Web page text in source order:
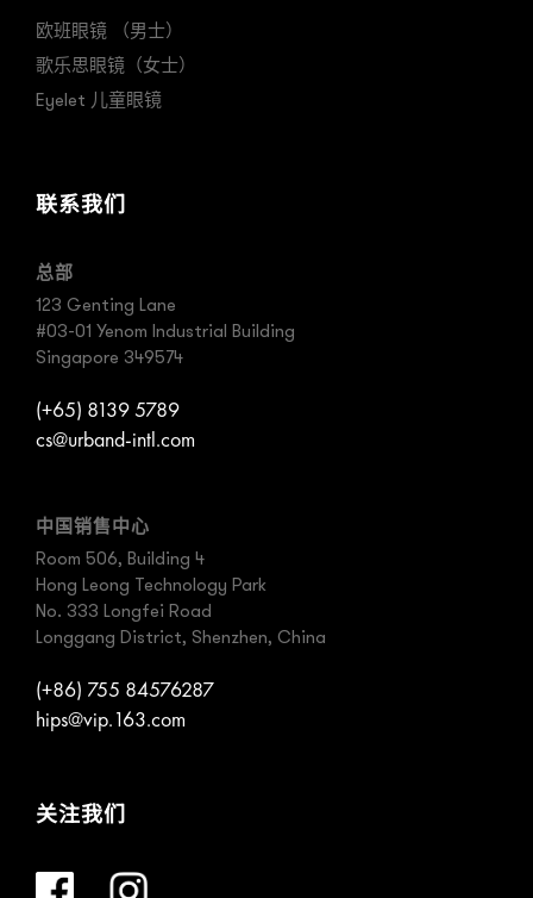
欧班眼镜 （男士）
歌乐思眼镜（女士）
Eyelet 儿童眼镜
联系我们
总部
123 Genting Lane
#03-01 Yenom Industrial Building
Singapore 349574
(+65) 8139 5789
cs@urband-intl.com
中国销售中心
Room 506, Building 4
Hong Leong Technology Park
No. 333 Longfei Road
Longgang District, Shenzhen, China
(+86) 755 84576287
hips@vip.163.com
关注我们